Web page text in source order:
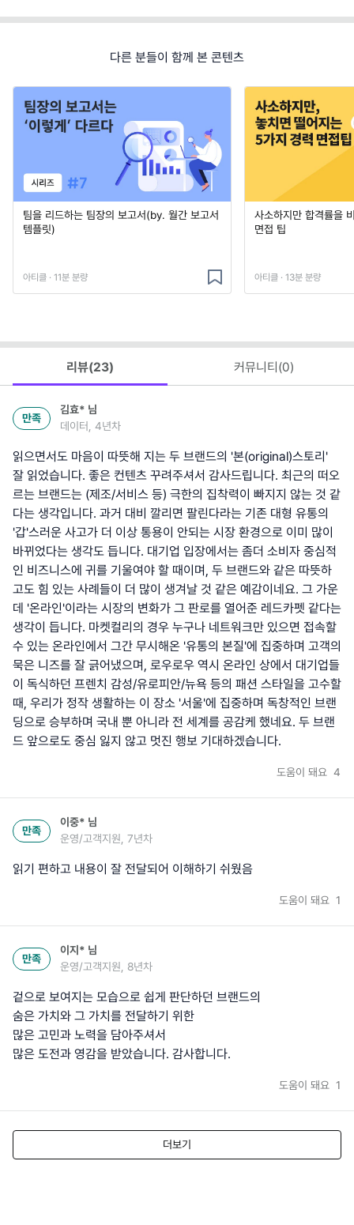
다른 분들이 함께 본 콘텐츠
팀을 리드하는 팀장의 보고서(by. 월간 보고서
템플릿)
아티클 · 11분 분량
사소하지만 합격률을
면접 팁
아티클 · 13분 분량
리뷰(23) 커뮤니티(0)
만족
김효* 님
데이터, 4년차
읽으면서도 마음이 따뜻해 지는 두 브랜드의 '본(original)스토리'
잘 읽었습니다. 좋은 컨텐츠 꾸려주셔서 감사드립니다. 최근의 떠오
르는 브랜드는 (제조/서비스 등) 극한의 집착력이 빠지지 않는 것 같
다는 생각입니다. 과거 대비 깔리면 팔린다라는 기존 대형 유통의
'갑'스러운 사고가 더 이상 통용이 안되는 시장 환경으로 이미 많이
바뀌었다는 생각도 듭니다. 대기업 입장에서는 좀더 소비자 중심적
인 비즈니스에 귀를 기울여야 할 때이며, 두 브랜드와 같은 따뜻하
고도 힘 있는 사례들이 더 많이 생겨날 것 같은 예감이네요. 그 가운
데 '온라인'이라는 시장의 변화가 그 판로를 열어준 레드카펫 같다는
생각이 듭니다. 마켓컬리의 경우 누구나 네트워크만 있으면 접속할
수 있는 온라인에서 그간 무시해온 '유통의 본질'에 집중하며 고객의
묵은 니즈를 잘 긁어냈으며, 로우로우 역시 온라인 상에서 대기업들
이 독식하던 프렌치 감성/유로피안/뉴욕 등의 패션 스타일을 고수할
때, 우리가 정작 생활하는 이 장소 '서울'에 집중하며 독창적인 브랜
딩으로 승부하며 국내 뿐 아니라 전 세계를 공감케 했네요. 두 브랜
드 앞으로도 중심 잃지 않고 멋진 행보 기대하겠습니다.
도움이 돼요 4
만족
이중* 님
운영/고객지원, 7년차
읽기 편하고 내용이 잘 전달되어 이해하기 쉬웠음
도움이 돼요 1
만족
이지* 님
운영/고객지원, 8년차
겉으로 보여지는 모습으로 쉽게 판단하던 브랜드의
숨은 가치와 그 가치를 전달하기 위한
많은 고민과 노력을 담아주셔서
많은 도전과 영감을 받았습니다. 감사합니다.
도움이 돼요 1
더보기